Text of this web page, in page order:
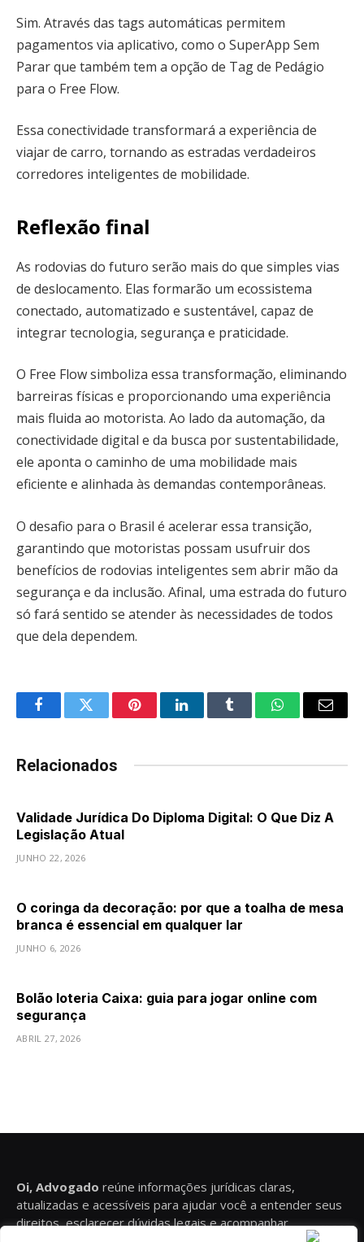
Sim. Através das tags automáticas permitem
pagamentos via aplicativo, como o SuperApp Sem
Parar que também tem a opção de Tag de Pedágio
para o Free Flow.
Essa conectividade transformará a experiência de
viajar de carro, tornando as estradas verdadeiros
corredores inteligentes de mobilidade.
Reflexão final
As rodovias do futuro serão mais do que simples vias
de deslocamento. Elas formarão um ecossistema
conectado, automatizado e sustentável, capaz de
integrar tecnologia, segurança e praticidade.
O Free Flow simboliza essa transformação, eliminando
barreiras físicas e proporcionando uma experiência
mais fluida ao motorista. Ao lado da automação, da
conectividade digital e da busca por sustentabilidade,
ele aponta o caminho de uma mobilidade mais
eficiente e alinhada às demandas contemporâneas.
O desafio para o Brasil é acelerar essa transição,
garantindo que motoristas possam usufruir dos
benefícios de rodovias inteligentes sem abrir mão da
segurança e da inclusão. Afinal, uma estrada do futuro
só fará sentido se atender às necessidades de todos
que dela dependem.
FacebookTwitter PinterestLinkedInTumblr WhatsAppEmail
Relacionados
Validade Jurídica Do Diploma Digital: O Que Diz A
Legislação Atual
JUNHO 22, 2026
O coringa da decoração: por que a toalha de mesa
branca é essencial em qualquer lar
JUNHO 6, 2026
Bolão loteria Caixa: guia para jogar online com
segurança
ABRIL 27, 2026
Oi, Advogado reúne informações jurídicas claras,
atualizadas e acessíveis para ajudar você a entender seus
direitos, esclarecer dúvidas legais e acompanhar